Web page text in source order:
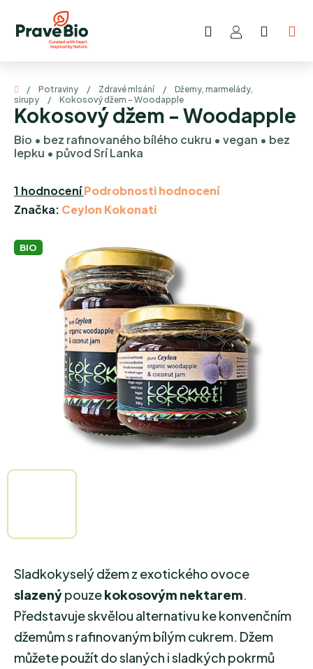
obsah
Hledat
Domů
/ Potraviny / Zdravé mlsání /
Džemy, marmelády,
sirupy
/ Kokosový džem - Woodapple
Sladkokyselý džem z exotického ovoce
slazenýpouzekokosovým nektarem
Představuje skvělou alternativu ke konvenčním
džemům s rafinovaným bílým cukrem. Džem
můžete použít do slaných i sladkých pokrmů
Kokosový džem - Woodapple
Bio • bez rafinovaného bílého cukru • vegan • bez
lepku • původ Srí Lanka
Průměrné
hodnocení
je
hvězdiček.
1 hodnoceníPodrobnosti hodnocení
Značka: Ceylon Kokonati
BIO